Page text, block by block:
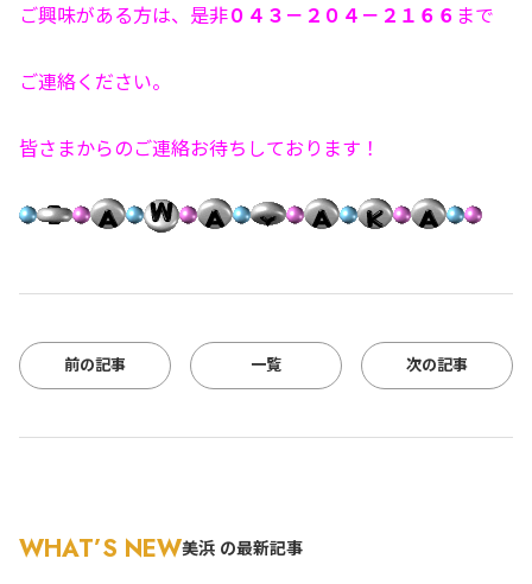
ご興味がある方は、是非０４３－２０４－２１６６ まで
ご連絡ください。
皆さまからのご連絡お待ちしております！
前の記事 一覧 次の記事
WHAT’S NEW美浜 の最新記事